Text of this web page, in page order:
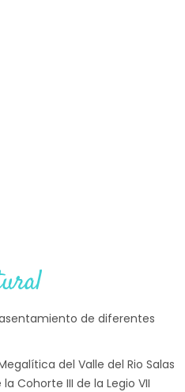
de diferentes
del Valle del Rio Salas
Cohorte III de la Legio VII